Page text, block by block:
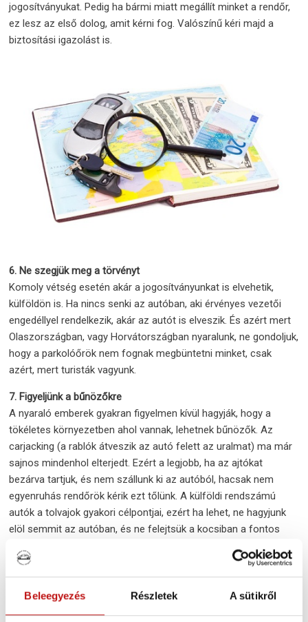
Beleegyezés Részletek A sütikről
jogosítványukat. Pedig ha bármi miatt megállít minket a rendőr,
ez lesz az első dolog, amit kérni fog. Valószínű kéri majd a
biztosítási igazolást is.
6. Ne szegjük meg a törvényt
Komoly vétség esetén akár a jogosítványunkat is elvehetik,
külföldön is. Ha nincs senki az autóban, aki érvényes vezetői
engedéllyel rendelkezik, akár az autót is elveszik. És azért mert
Olaszországban, vagy Horvátországban nyaralunk, ne gondoljuk,
hogy a parkolóőrök nem fognak megbüntetni minket, csak
azért, mert turisták vagyunk.
7. Figyeljünk a bűnözőkre
A nyaraló emberek gyakran figyelmen kívül hagyják, hogy a
tökéletes környezetben ahol vannak, lehetnek bűnözők. Az
carjacking (a rablók átveszik az autó felett az uralmat) ma már
sajnos mindenhol elterjedt. Ezért a legjobb, ha az ajtókat
bezárva tartjuk, és nem szállunk ki az autóból, hacsak nem
egyenruhás rendőrök kérik ezt tőlünk. A külföldi rendszámú
autók a tolvajok gyakori célpontjai, ezért ha lehet, ne hagyjunk
elöl semmit az autóban, és ne felejtsük a kocsiban a fontos
Ha külföldre utazunk, mindig tájékozódjunk előre az ott
érvényes közlekedési szabályokról. A sebességhatárok és